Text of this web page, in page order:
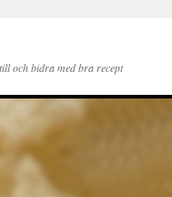
och bidra med bra recept